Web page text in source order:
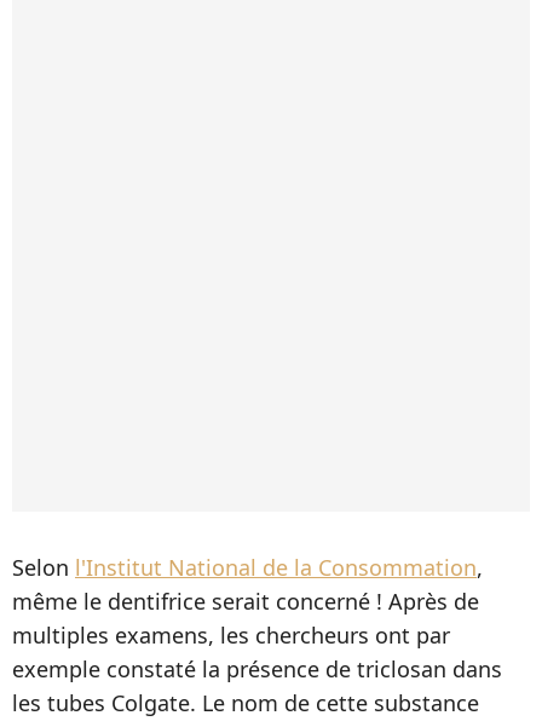
Selon l'Institut National de la Consommation,
même le dentifrice serait concerné ! Après de
multiples examens, les chercheurs ont par
exemple constaté la présence de triclosan dans
les tubes Colgate. Le nom de cette substance